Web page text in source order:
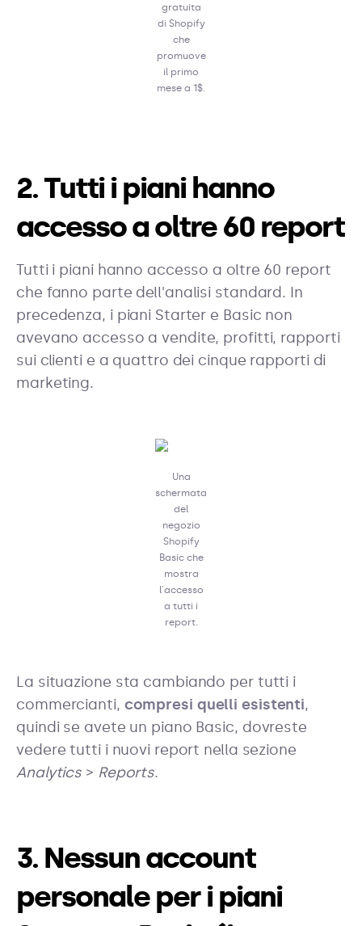
gratuita
di Shopify
che
promuove
il primo
mese a 1$.
2. Tutti i piani hanno
accesso a oltre 60 report
Tutti i piani hanno accesso a oltre 60 report
che fanno parte dell'analisi standard. In
precedenza, i piani Starter e Basic non
avevano accesso a vendite, profitti, rapporti
sui clienti e a quattro dei cinque rapporti di
marketing.
Una
schermata
del
negozio
Shopify
Basic che
mostra
l'accesso
a tutti i
report.
La situazione sta cambiando per tutti i
commercianti, compresi quelli esistenti,
quindi se avete un piano Basic, dovreste
vedere tutti i nuovi report nella sezione
Analytics > Reports.
3. Nessun account
personale per i piani